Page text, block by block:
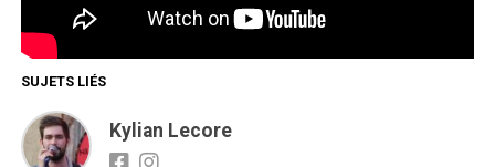
SUJETS LIÉS
Kylian Lecore